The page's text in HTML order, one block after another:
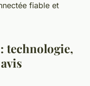
fiable et
technologie,